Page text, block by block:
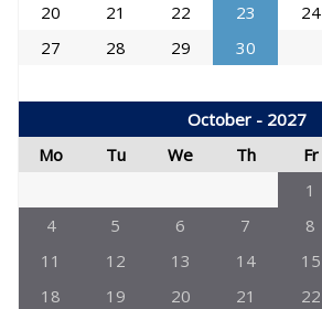
20
21 22 23 24
27
28 29 30
October - 2027
Mo
Tu We Th Fr
1
4
5 6 7 8
11
12 13 14 15
18
19 20 21 22